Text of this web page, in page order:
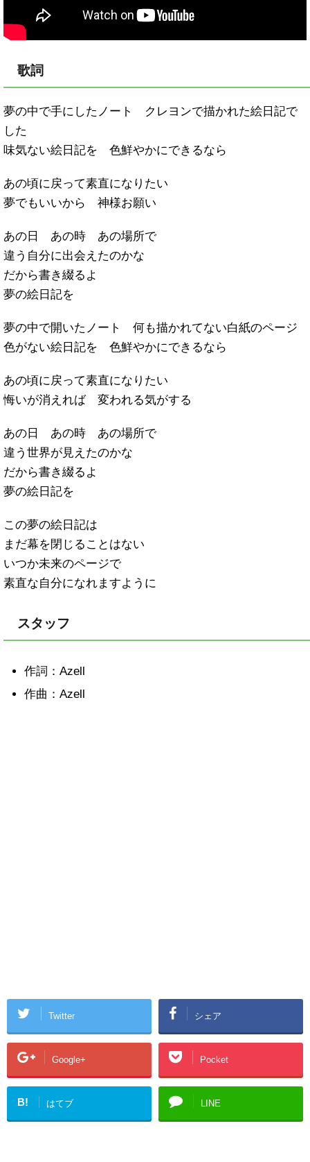
歌詞
夢の中で手にしたノート クレヨンで描かれた絵日記で
した
味気ない絵日記を 色鮮やかにできるなら
あの頃に戻って素直になりたい
夢でもいいから 神様お願い
あの日 あの時 あの場所で
違う自分に出会えたのかな
だから書き綴るよ
夢の絵日記を
夢の中で開いたノート 何も描かれてない白紙のページ
色がない絵日記を 色鮮やかにできるなら
あの頃に戻って素直になりたい
悔いが消えれば 変われる気がする
あの日 あの時 あの場所で
違う世界が見えたのかな
だから書き綴るよ
夢の絵日記を
この夢の絵日記は
まだ幕を閉じることはない
いつか未来のページで
素直な自分になれますように
スタッフ
作詞：Azell
作曲：Azell
Twitter シェア
Google+ Pocket
B! はてブ LINE